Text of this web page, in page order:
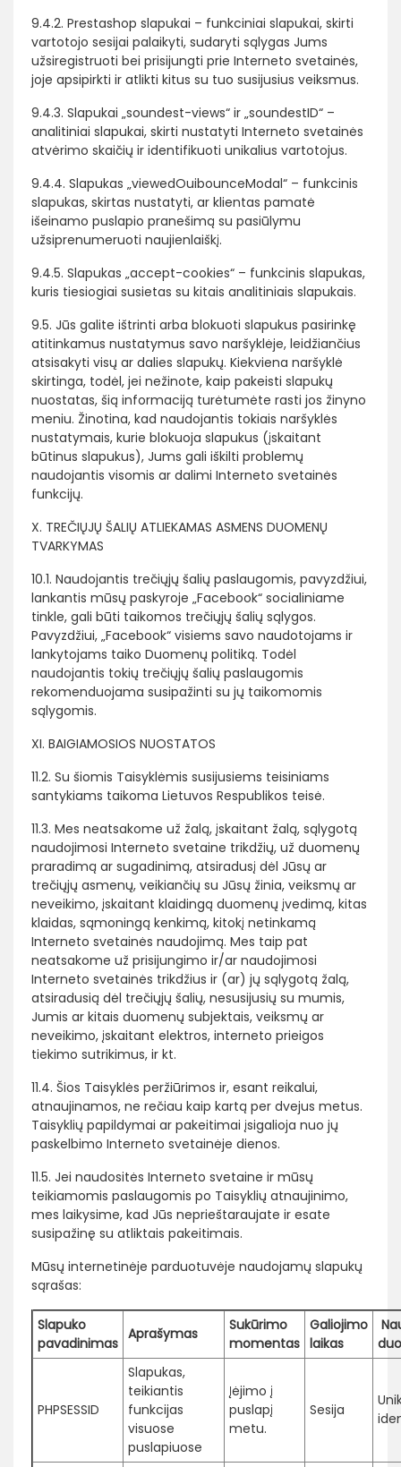
9.4.2. Prestashop slapukai – funkciniai slapukai, skirti
vartotojo sesijai palaikyti, sudaryti sąlygas Jums
užsiregistruoti bei prisijungti prie Interneto svetainės,
joje apsipirkti ir atlikti kitus su tuo susijusius veiksmus.
9.4.3. Slapukai „soundest-views“ ir „soundestID“ –
analitiniai slapukai, skirti nustatyti Interneto svetainės
atvėrimo skaičių ir identifikuoti unikalius vartotojus.
9.4.4. Slapukas „viewedOuibounceModal“ – funkcinis
slapukas, skirtas nustatyti, ar klientas pamatė
išeinamo puslapio pranešimą su pasiūlymu
užsiprenumeruoti naujienlaiškį.
9.4.5. Slapukas „accept-cookies“ – funkcinis slapukas,
kuris tiesiogiai susietas su kitais analitiniais slapukais.
9.5. Jūs galite ištrinti arba blokuoti slapukus pasirinkę
atitinkamus nustatymus savo naršyklėje, leidžiančius
atsisakyti visų ar dalies slapukų. Kiekviena naršyklė
skirtinga, todėl, jei nežinote, kaip pakeisti slapukų
nuostatas, šią informaciją turėtumėte rasti jos žinyno
meniu. Žinotina, kad naudojantis tokiais naršyklės
nustatymais, kurie blokuoja slapukus (įskaitant
būtinus slapukus), Jums gali iškilti problemų
naudojantis visomis ar dalimi Interneto svetainės
funkcijų.
X. TREČIŲJŲ ŠALIŲ ATLIEKAMAS ASMENS DUOMENŲ
TVARKYMAS
10.1. Naudojantis trečiųjų šalių paslaugomis, pavyzdžiui,
lankantis mūsų paskyroje „Facebook“ socialiniame
tinkle, gali būti taikomos trečiųjų šalių sąlygos.
Pavyzdžiui, „Facebook“ visiems savo naudotojams ir
lankytojams taiko Duomenų politiką. Todėl
naudojantis tokių trečiųjų šalių paslaugomis
rekomenduojama susipažinti su jų taikomomis
sąlygomis.
XI. BAIGIAMOSIOS NUOSTATOS
11.2. Su šiomis Taisyklėmis susijusiems teisiniams
santykiams taikoma Lietuvos Respublikos teisė.
11.3. Mes neatsakome už žalą, įskaitant žalą, sąlygotą
naudojimosi Interneto svetaine trikdžių, už duomenų
praradimą ar sugadinimą, atsiradusį dėl Jūsų ar
trečiųjų asmenų, veikiančių su Jūsų žinia, veiksmų ar
neveikimo, įskaitant klaidingą duomenų įvedimą, kitas
klaidas, sąmoningą kenkimą, kitokį netinkamą
Interneto svetainės naudojimą. Mes taip pat
neatsakome už prisijungimo ir/ar naudojimosi
Interneto svetainės trikdžius ir (ar) jų sąlygotą žalą,
atsiradusią dėl trečiųjų šalių, nesusijusių su mumis,
Jumis ar kitais duomenų subjektais, veiksmų ar
neveikimo, įskaitant elektros, interneto prieigos
tiekimo sutrikimus, ir kt.
11.4. Šios Taisyklės peržiūrimos ir, esant reikalui,
atnaujinamos, ne rečiau kaip kartą per dvejus metus.
Taisyklių papildymai ar pakeitimai įsigalioja nuo jų
paskelbimo Interneto svetainėje dienos.
11.5. Jei naudositės Interneto svetaine ir mūsų
teikiamomis paslaugomis po Taisyklių atnaujinimo,
mes laikysime, kad Jūs neprieštaraujate ir esate
susipažinę su atliktais pakeitimais.
Mūsų internetinėje parduotuvėje naudojamų slapukų
sąrašas:
Slapuko
pavadinimas
Aprašymas
Sukūrimo
momentas
Galiojimo
laikas
PHPSESSID
Slapukas,
teikiantis
funkcijas
visuose
puslapiuose
Įėjimo į
puslapį
metu.
Sesija